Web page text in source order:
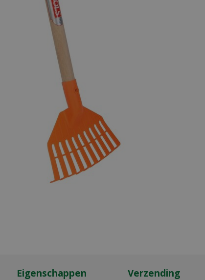
Eigenschappen Verzending